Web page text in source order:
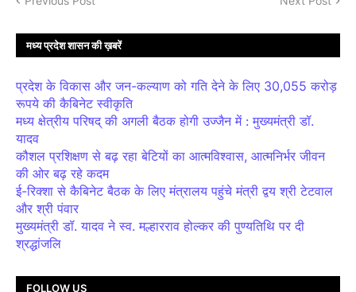
मध्य प्रदेश शासन की ख़बरें
प्रदेश के विकास और जन-कल्याण को गति देने के लिए 30,055 करोड़
रूपये की कैबिनेट स्वीकृति
मध्य क्षेत्रीय परिषद् की अगली बैठक होगी उज्जैन में : मुख्यमंत्री डॉ.
यादव
कौशल प्रशिक्षण से बढ़ रहा बेटियों का आत्मविश्वास, आत्मनिर्भर जीवन
की ओर बढ़ रहे कदम
ई-रिक्शा से कैबिनेट बैठक के लिए मंत्रालय पहुंचे मंत्री द्वय श्री टेटवाल
और श्री पंवार
मुख्यमंत्री डॉ. यादव ने स्व. मल्हारराव होल्कर की पुण्यतिथि पर दी
श्रद्धांजलि
FOLLOW US